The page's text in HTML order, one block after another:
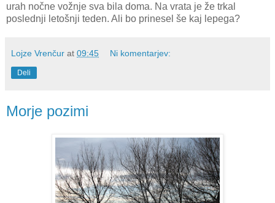
urah nočne vožnje sva bila doma. Na vrata je že trkal
poslednji letošnji teden. Ali bo prinesel še kaj lepega?
Lojze Vrenčur at 09:45 Ni komentarjev:
Deli
Morje pozimi